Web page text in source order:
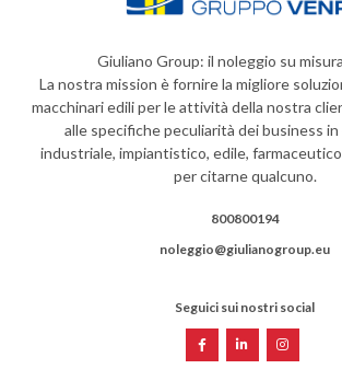
Giuliano Group: il noleggio su
La nostra mission è fornire la migliore
macchinari edili per le attività della nostra
alle specifiche peculiarità dei business
industriale, impiantistico, edile,
per citarne qualcuno.
800800194
noleggio@giulianogroup.eu
Seguici sui nostri social